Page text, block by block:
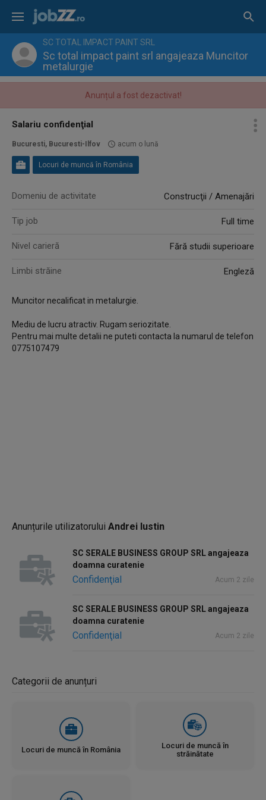
SC TOTAL IMPACT PAINT SRL
Sc total impact paint srl angajeaza Muncitor
metalurgie
Anunțul a fost dezactivat!
Salariu confidenţial
Bucuresti, Bucuresti-Ilfov acum o lună
Locuri de muncă în România
Domeniu de activitate Construcţii / Amenajări
Tip job Full time
Nivel carieră Fără studii superioare
Limbi străine Engleză
Muncitor necalificat in metalurgie.
Mediu de lucru atractiv. Rugam seriozitate.
Pentru mai multe detalii ne puteti contacta la numarul de telefon
0775107479
Anunțurile utilizatoruluiAndrei Iustin
SC SERALE BUSINESS GROUP SRL angajeaza
doamna curatenie
Confidenţial Acum 2 zile
SC SERALE BUSINESS GROUP SRL angajeaza
doamna curatenie
Confidenţial Acum 2 zile
Categorii de anunțuri
Locuri de muncă în România
Locuri de muncă în
străinătate